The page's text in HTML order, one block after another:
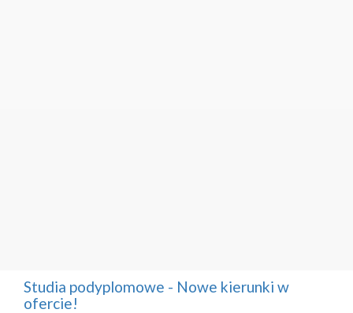
Studia podyplomowe - Nowe kierunki w
ofercie!